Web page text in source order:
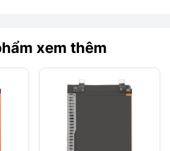
xem thêm